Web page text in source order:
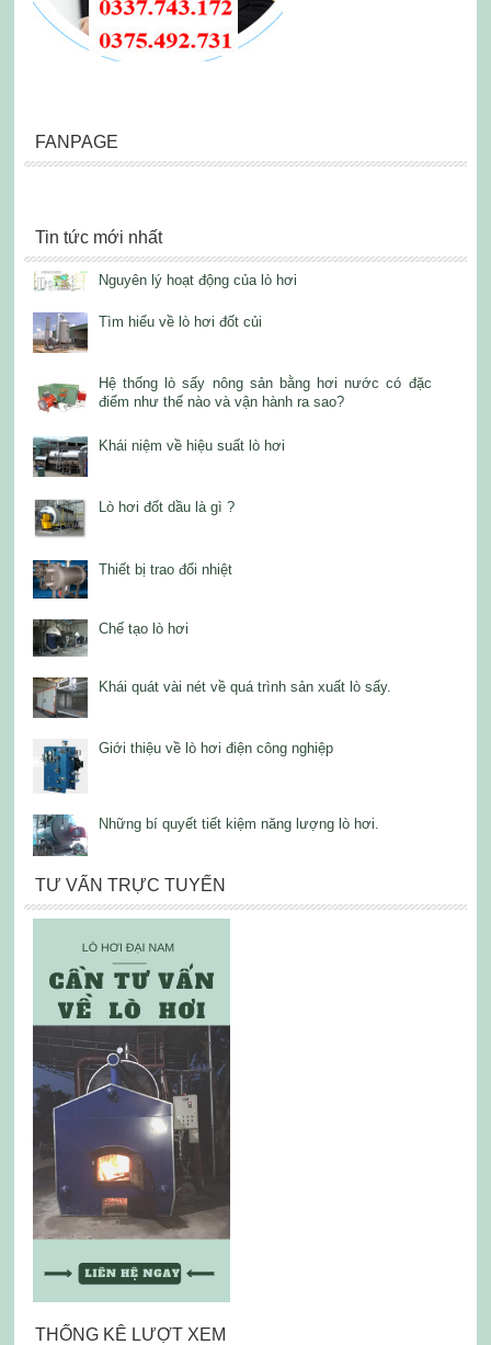
FANPAGE
Tin tức mới nhất
Nguyên lý hoạt động của lò hơi
Tìm hiểu về lò hơi đốt củi
Hệ thống lò sấy nông sản bằng hơi nước có đặc
điểm như thế nào và vận hành ra sao?
Khái niệm về hiệu suất lò hơi
Lò hơi đốt dầu là gì ?
Thiết bị trao đổi nhiệt
Chế tạo lò hơi
Khái quát vài nét về quá trình sản xuất lò sấy.
Giới thiệu về lò hơi điện công nghiệp
Những bí quyết tiết kiệm năng lượng lò hơi.
TƯ VẤN TRỰC TUYẾN
THỐNG KÊ LƯỢT XEM